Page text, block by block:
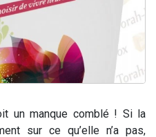
un manque comblé ! Si la
sur ce qu’elle n’a pas,